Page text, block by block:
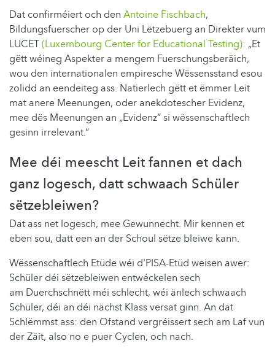
Dat confirméiert och den Antoine Fischbach,
Bildungsfuerscher op der Uni Lëtzebuerg an Direkter vum
LUCET(Luxembourg Center for Educational Testing): „Et
gëtt wéineg Aspekter a mengem Fuerschungsberäich,
wou den internationalen empiresche Wëssensstand esou
zolidd an eendeiteg ass. Natierlech gëtt et ëmmer Leit
mat anere Meenungen, oder anekdotescher Evidenz,
mee dës Meenungen an „Evidenz“ si wëssenschaftlech
gesinn irrelevant.“
Mee déi meescht Leit fannen et dach
ganz logesch, datt schwaach Schüler
sëtzebleiwen?
Dat ass net logesch, mee Gewunnecht. Mir kennen et
eben sou, datt een an der Schoul sëtze bleiwe kann.
Wëssenschaftlech Etüde wéi d'PISA-Etüd weisen awer:
Schüler déi sëtzebleiwen entwéckelen sech
am Duerchschnëtt méi schlecht, wéi änlech schwaach
Schüler, déi an déi nächst Klass versat ginn. An dat
Schlëmmst ass: den Ofstand vergréissert sech am Laf vun
der Zäit, also no e puer Cyclen, och nach.